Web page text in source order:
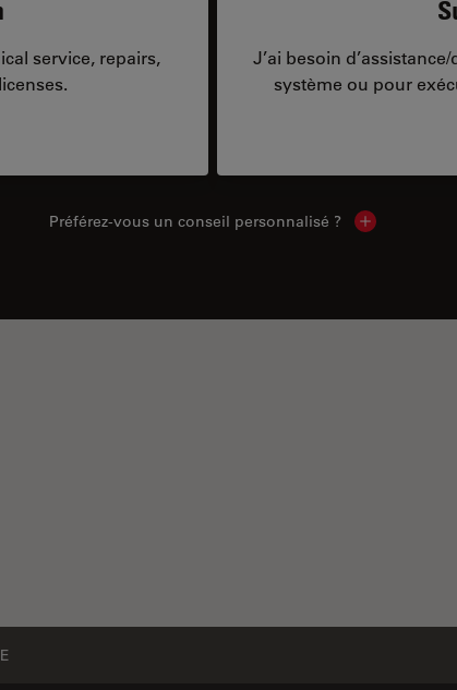
service, repairs,
J’ai besoin
système ou pour
Préférez-vous un conseil personnalisé ? Show local